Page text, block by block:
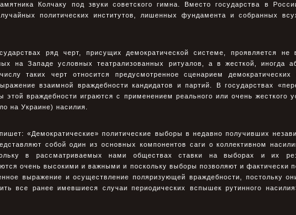
Колчаку под звуки советского гимна. Вместо государства в
политических институтов, лишенных фундамента и собранных
ряд черт, присущих демократической системе, проявляется
на Западе условных театрализованных ритуалов, а в жесткой, иногда
таких черт относится предусмотренное сценарием демократических
взаимной враждебности кандидатов и партий. В государствах
этой враждебности играются с применением реального или очень жесткого
на Украине) насилия.
«Демократические» политические выборы в недавно получивших
собой один из основных компонентов саги о коллективном
в рассматриваемых нами обществах ставки на выборах и их
очень высокими и важными и поскольку выборы позволяют и фактически
выражение и осуществление поляризующей враждебности, постольку
все ранее имевшиеся случаи периодических вспышек рутинного